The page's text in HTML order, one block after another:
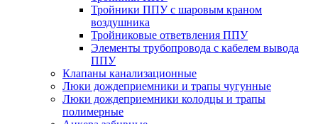
Тройники ППУ с шаровым краном
воздушника
Тройниковые ответвления ППУ
Элементы трубопровода с кабелем вывода
ППУ
Клапаны канализационные
Люки дождеприемники и трапы чугунные
Люки дождеприемники колодцы и трапы
полимерные